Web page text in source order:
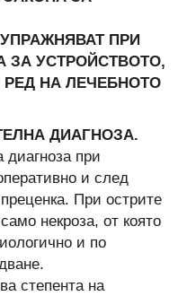
ПРИ
ЗА УСТРОЙСТВОТО,
НА ЛЕЧЕБНОТО
ДИАГНОЗА.
диагноза при
и след
При острите
некроза, от която
и по
степента на